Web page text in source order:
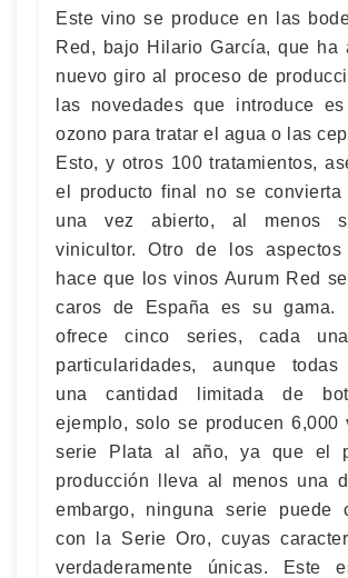
Este vino se produce en las
Red, bajo Hilario García, que ha
nuevo giro al proceso de
las novedades que introduce
ozono para tratar el agua o las
Esto, y otros 100 tratamientos,
el producto final no se convierta
una vez abierto, al menos
vinicultor. Otro de los
hace que los vinos Aurum Red
caros de España es su gama.
ofrece cinco series, cada
particularidades, aunque todas
una cantidad limitada de
ejemplo, solo se producen 6,000
serie Plata al año, ya que el
producción lleva al menos una
embargo, ninguna serie puede
con la Serie Oro, cuyas
verdaderamente únicas. Este